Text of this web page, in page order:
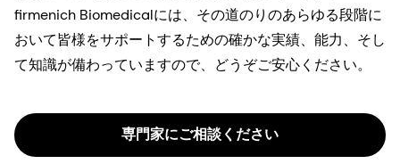
firmenich Biomedicalには、その道のりのあらゆる段階に
おいて皆様をサポートするための確かな実績、能力、そし
て知識が備わっていますので、どうぞご安心ください。
専門家にご相談ください